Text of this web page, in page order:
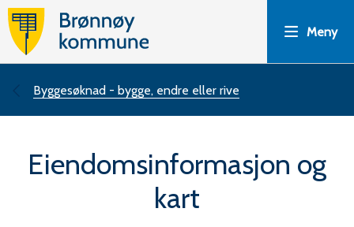
r
ø
n
ø
Meny
Du
her:
Byggesøknad - bygge, endre eller rive
Eiendomsinformasjon og
kart